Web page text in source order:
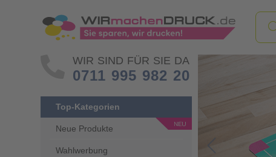
WIR SIND FÜR SIE DA
0711 995 982 20
Top-Kategorien
Neue Produkte
Wahlwerbung Go to Previous